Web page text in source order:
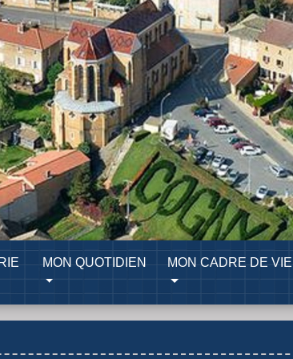
MON QUOTIDIEN MON CADRE DE VIE